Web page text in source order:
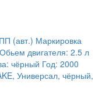
(авт.) Маркировка
двигателя: 2.5 л
чёрный Год: 2000
Универсал, чёрный,